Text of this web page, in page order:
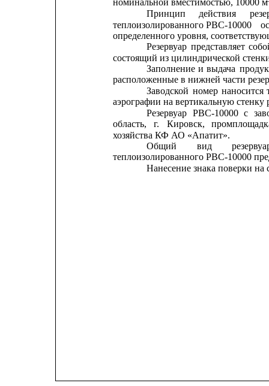
номинальной вместимостью, 10000 м
Принцип действия
теплоизолированного РВС-10000
определенного уровня,
Резервуар представляет
состоящий из цилиндрической
Заполнение и выдача
расположенные в нижней части
Заводской номер наносится
аэрографии на вертикальную стенку
Резервуар
РВС-10000 с
область,
г. Кировск,
хозяйства КФ АО «Апатит».
Общий
вид
теплоизолированного РВС-10000
Нанесение знака поверки на